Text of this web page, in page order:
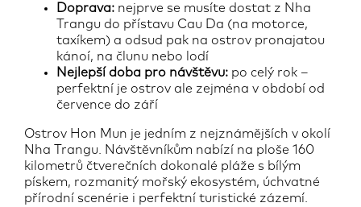
Doprava: nejprve se musíte dostat z Nha
Trangu do přístavu Cau Da (na motorce,
taxíkem) a odsud pak na ostrov pronajatou
kánoí, na člunu nebo lodí
Nejlepší doba pro návštěvu: po celý rok –
perfektní je ostrov ale zejména v období od
července do září
Ostrov Hon Mun je jedním z nejznámějších v okolí
Nha Trangu. Návštěvníkům nabízí na ploše 160
kilometrů čtverečních dokonalé pláže s bílým
pískem, rozmanitý mořský ekosystém, úchvatné
přírodní scenérie i perfektní turistické zázemí.